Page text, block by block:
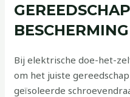
BESCHERMING
Bij elektrische doe-het-
om het juiste
geïsoleerde